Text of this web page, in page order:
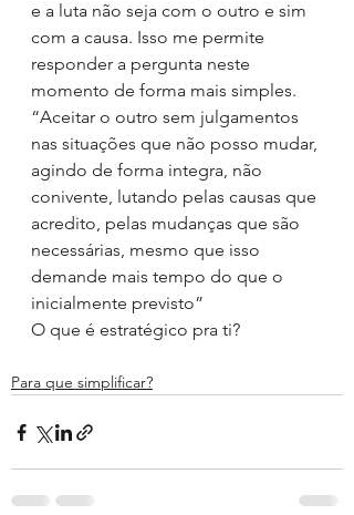
e a luta não seja com o outro e sim
com a causa. Isso me permite
responder a pergunta neste
momento de forma mais simples.
“Aceitar o outro sem julgamentos
nas situações que não posso mudar,
agindo de forma integra, não
conivente, lutando pelas causas que
acredito, pelas mudanças que são
necessárias, mesmo que isso
demande mais tempo do que o
inicialmente previsto”
O que é estratégico pra ti?
Para que simplificar?